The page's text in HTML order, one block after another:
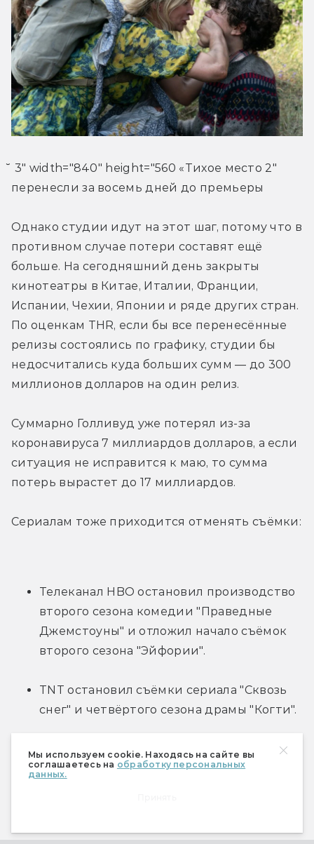
Мы используем cookie. Находясь на сайте вы
соглашаетесь на обработку персональных
данных.
̆ 3" width="840" height="560 «Тихое место 2"
перенесли за восемь дней до премьеры
Однако студии идут на этот шаг, потому что в
противном случае потери составят ещё
больше. На сегодняшний день закрыты
кинотеатры в Китае, Италии, Франции,
Испании, Чехии, Японии и ряде других стран.
По оценкам THR, если бы все перенесённые
релизы состоялись по графику, студии бы
недосчитались куда больших сумм — до 300
миллионов долларов на один релиз.
Суммарно Голливуд уже потерял из-за
коронавируса 7 миллиардов долларов, а если
ситуация не исправится к маю, то сумма
потерь вырастет до 17 миллиардов.
Сериалам тоже приходится отменять съёмки:
Телеканал HBO остановил производство
второго сезона комедии "Праведные
Джемстоуны" и отложил начало съёмок
второго сезона "Эйфории".
TNT остановил съёмки сериала "Сквозь
снег" и четвёртого сезона драмы "Когти".
FX временно закрыл съёмки третьего
сезона "Атланты", четвёртых сезонов